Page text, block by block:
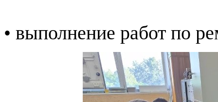
• выполнение работ по